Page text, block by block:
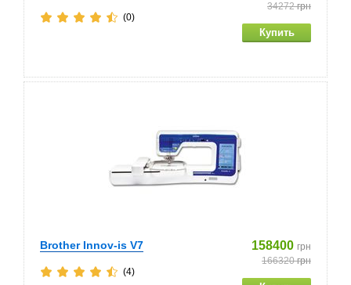
34272грн
(0)
Brother Innov-is V7 158400 грн
166320грн
(4)